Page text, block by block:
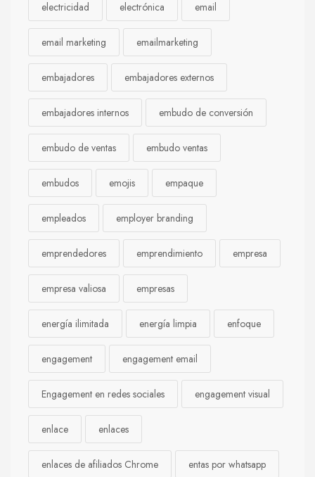
electricidad electrónica email
email marketing emailmarketing
embajadores embajadores externos
embajadores internos embudo de conversión
embudo de ventas embudo ventas
embudos emojis empaque
empleados employer branding
emprendedores emprendimiento empresa
empresa valiosa empresas
energía ilimitada energía limpia enfoque
engagement engagement email
Engagement en redes sociales engagement visual
enlace enlaces
enlaces de afiliados Chrome entas por whatsapp